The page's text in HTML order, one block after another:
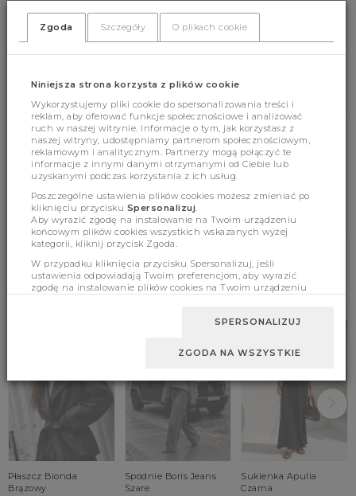
(424) (0)
Cechy produktu
Wymiary
BESTSELLERY
Płaszcz Bionda
Brązowy
Spodnie Boris Jeans
Szare
Sukienka Apulia
Czarna
Zgoda Szczegóły O plikach cookie
Niniejsza strona korzysta z plików cookie
Wykorzystujemy pliki cookie do spersonalizowania treści i
reklam, aby oferować funkcje społecznościowe i analizować
ruch w naszej witrynie. Informacje o tym, jak korzystasz z
naszej witryny, udostępniamy partnerom społecznościowym,
reklamowym i analitycznym. Partnerzy mogą połączyć te
informacje z innymi danymi otrzymanymi od Ciebie lub
uzyskanymi podczas korzystania z ich usług.
Poszczególne ustawienia plików cookies możesz zmieniać po
kliknięciu przycisku Spersonalizuj.
Aby wyrazić zgodę na instalowanie na Twoim urządzeniu
końcowym plików cookies wszystkich wskazanych wyżej
kategorii, kliknij przycisk Zgoda.
W przypadku kliknięcia przycisku Spersonalizuj, jeśli
ustawienia odpowiadają Twoim preferencjom, aby wyrazić
zgodę na instalowanie plików cookies na Twoim urządzeniu
SPERSONALIZUJ
ZGODA NA WSZYSTKIE